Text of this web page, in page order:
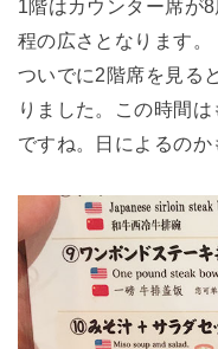
1階はカウンター席が
程の広さとなります
ついでに2階席を見る
りました。この時間
ですね。日によるのか